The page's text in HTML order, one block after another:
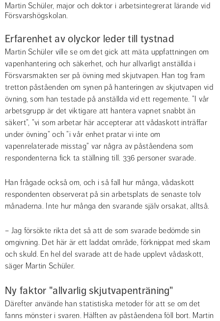
Martin Schüler, major och doktor i arbetsintegrerat lärande vid
Försvarshögskolan.
Erfarenhet av olyckor leder till tystnad
Martin Schüler ville se om det gick att mäta uppfattningen om
vapenhantering och säkerhet, och hur allvarligt anställda i
Försvarsmakten ser på övning med skjutvapen. Han tog fram
tretton påståenden om synen på hanteringen av skjutvapen vid
övning, som han testade på anställda vid ett regemente. ”I vår
arbetsgrupp är det viktigare att hantera vapnet snabbt än
säkert”, ”vi som arbetar här accepterar att vådaskott inträffar
under övning” och ”i vår enhet pratar vi inte om
vapenrelaterade misstag” var några av påståendena som
respondenterna fick ta ställning till. 336 personer svarade.
Han frågade också om, och i så fall hur många, vådaskott
respondenten observerat på sin arbetsplats de senaste tolv
månaderna. Inte hur många den svarande själv orsakat, alltså.
– Jag försökte rikta det så att de som svarade bedömde sin
omgivning. Det här är ett laddat område, förknippat med skam
och skuld. En hel del svarade att de hade upplevt vådaskott,
säger Martin Schüler.
Ny faktor "allvarlig skjutvapenträning"
Därefter använde han statistiska metoder för att se om det
fanns mönster i svaren. Hälften av påståendena föll bort. Martin